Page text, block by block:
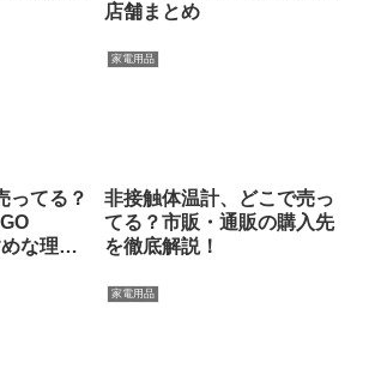
店舗まとめ
ってる？
な理由
家電用品
非接触体温計、どこで売っ
てる？市販・通販の購入先
を徹底解説！
家電用品